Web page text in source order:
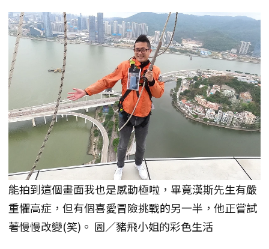
能拍到這個畫面我也是感動極啦，畢竟漢斯先生有嚴
重懼高症，但有個喜愛冒險挑戰的另一半，他正嘗試
著慢慢改變(笑)。 圖／豬飛小姐的彩色生活